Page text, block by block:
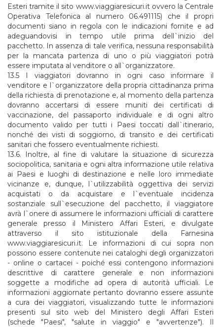
Esteri tramite il sito www.viaggiaresicuri.it ovvero la Centrale
Operativa Telefonica al numero 06.491115) che il propri
documenti siano in regola con le indicazioni fornite e ad
adeguandovisi in tempo utile prima dell`inizio del
pacchetto. In assenza di tale verifica, nessuna responsabilità
per la mancata partenza di uno o più viaggiatori potrà
essere imputata al venditore o all`organizzatore.
13.5 I viaggiatori dovranno in ogni caso informare il
venditore e l`organizzatore della propria cittadinanza prima
della richiesta di prenotazione e, al momento della partenza
dovranno accertarsi di essere muniti dei certificati di
vaccinazione, del passaporto individuale e di ogni altro
documento valido per tutti i Paesi toccati dall`itinerario,
nonché dei visti di soggiorno, di transito e dei certificati
sanitari che fossero eventualmente richiesti.
13.6. Inoltre, al fine di valutare la situazione di sicurezza
sociopolitica, sanitaria e ogni altra informazione utile relativa
ai Paesi e luoghi di destinazione e nelle loro immediate
vicinanze e, dunque, l`utilizzabilità oggettiva dei servizi
acquistati o da acquistare e l`eventuale incidenza
sostanziale sull`esecuzione del pacchetto, il viaggiatore
avrà l`onere di assumere le informazioni ufficiali di carattere
generale presso il Ministero Affari Esteri, e divulgate
attraverso il sito istituzionale della Farnesina
www.viaggiaresicuri.it. Le informazioni di cui sopra non
possono essere contenute nei cataloghi degli organizzatori
- online o cartacei - poiché essi contengono informazioni
descrittive di carattere generale e non informazioni
soggette a modifiche ad opera di autorità ufficiali. Le
informazioni aggiornate pertanto dovranno essere assunte
a cura dei viaggiatori, visualizzando tutte le informazioni
presenti sul sito web del Ministero degli Affari Esteri
(schede "Paesi", "salute in viaggio" e "avvertenze"). Il